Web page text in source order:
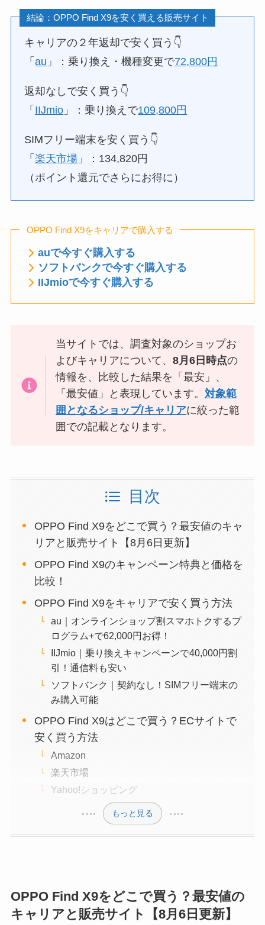
結論：OPPO Find X9を安く買える販売サイト
キャリアの２年返却で安く買う👇️
「au 」：乗り換え・機種変更で72,800円
返却なしで安く買う👇️
「 IIJmio 」：乗り換えで109,800円
SIMフリー端末を安く買う👇️
「楽天市場 」：134,820円
（ポイント還元でさらにお得に）
OPPO Find X9をキャリアで購入する
auで今すぐ購入する
ソフトバンクで今すぐ購入する
IIJmioで今すぐ購入する
当サイトでは、調査対象のショップお
よびキャリアについて、8月6日時点の
情報を、比較した結果を「最安」、
「最安値」と表現しています。対象範
囲となるショップ/キャリアに絞った範
囲での記載となります。
目次
OPPO Find X9をどこで買う？最安値のキャ
リアと販売サイト【8月6日更新】
OPPO Find X9のキャンペーン特典と価格を
比較！
OPPO Find X9をキャリアで安く買う方法
au｜オンラインショップ割スマホトクするプ
ログラム+で62,000円お得！
IIJmio｜乗り換えキャンペーンで40,000円割
引！通信料も安い
ソフトバンク｜契約なし！SIMフリー端末の
み購入可能
OPPO Find X9はどこで買う？ECサイトで
安く買う方法
Amazon
楽天市場
Yahoo!ショッピング
もっと見る
OPPO Find X9をどこで買う？最安値の
キャリアと販売サイト【8月6日更新】